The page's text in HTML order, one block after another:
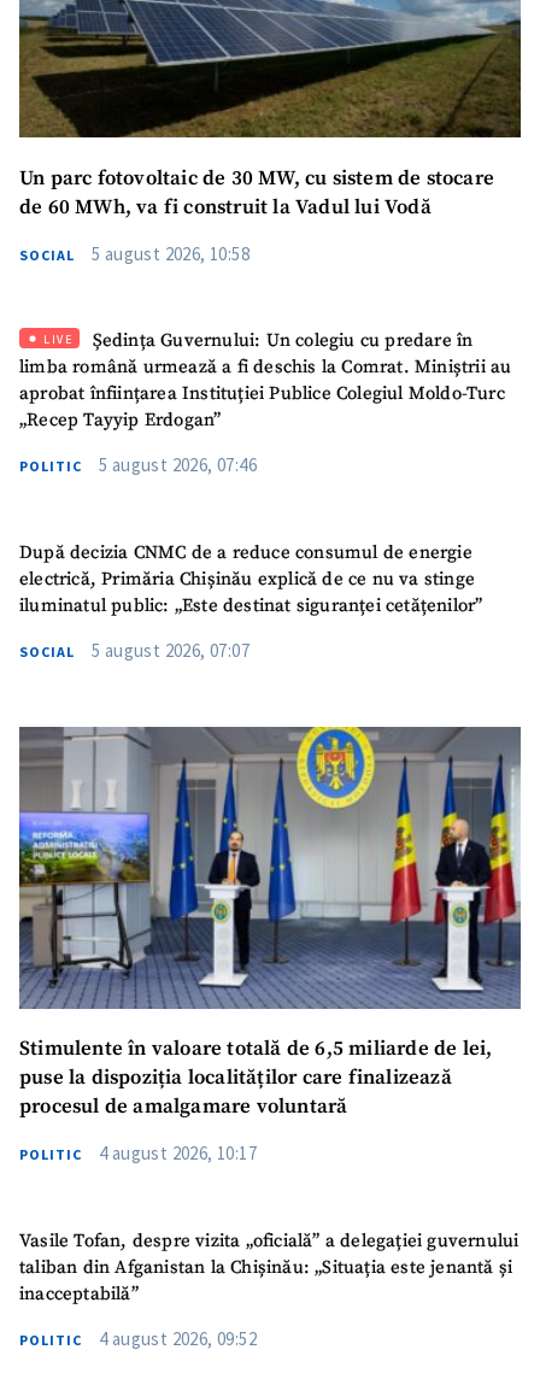
SUSȚINE
Un parc fotovoltaic de 30 MW, cu sistem de stocare
de 60 MWh, va fi construit la Vadul lui Vodă
SOCIAL 5 august 2026, 10:58
LIVE
Ședința Guvernului: Un colegiu cu predare în
limba română urmează a fi deschis la Comrat. Miniștrii au
aprobat înființarea Instituției Publice Colegiul Moldo-Turc
„Recep Tayyip Erdogan”
POLITIC 5 august 2026, 07:46
După decizia CNMC de a reduce consumul de energie
electrică, Primăria Chișinău explică de ce nu va stinge
iluminatul public: „Este destinat siguranței cetățenilor”
SOCIAL 5 august 2026, 07:07
Stimulente în valoare totală de 6,5 miliarde de lei,
puse la dispoziția localităților care finalizează
procesul de amalgamare voluntară
POLITIC 4 august 2026, 10:17
Vasile Tofan, despre vizita „oficială” a delegației guvernului
taliban din Afganistan la Chișinău: „Situația este jenantă și
inacceptabilă”
POLITIC 4 august 2026, 09:52
Mesajul știrei
+ Mesajul știrei
CONTACT SURSĂ
Sursă anonimă
Nume+ Numele meu
Email+ Emailul meu
Telefon
+ Telefon personal
Am citit și sunt de
TRIMITE ȘTIREA